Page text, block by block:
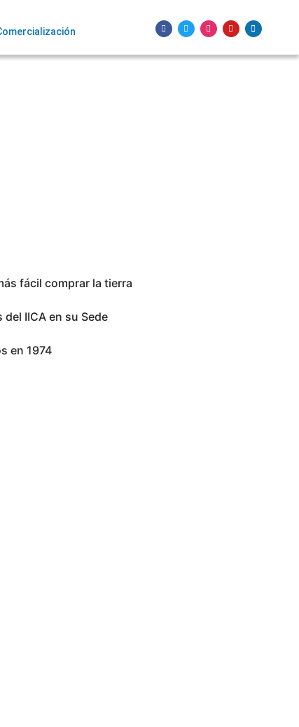
fácil comprar la tierra
del IICA en su Sede
en 1974